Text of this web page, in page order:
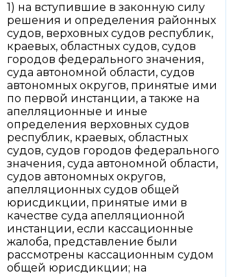
1) на вступившие в законную силу
решения и определения районных
судов, верховных судов республик,
краевых, областных судов, судов
городов федерального значения,
суда автономной области, судов
автономных округов, принятые ими
по первой инстанции, а также на
апелляционные и иные
определения верховных судов
республик, краевых, областных
судов, судов городов федерального
значения, суда автономной области,
судов автономных округов,
апелляционных судов общей
юрисдикции, принятые ими в
качестве суда апелляционной
инстанции, если кассационные
жалоба, представление были
рассмотрены кассационным судом
общей юрисдикции; на